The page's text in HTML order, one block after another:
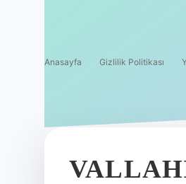
Anasayfa Gizlilik Politikası